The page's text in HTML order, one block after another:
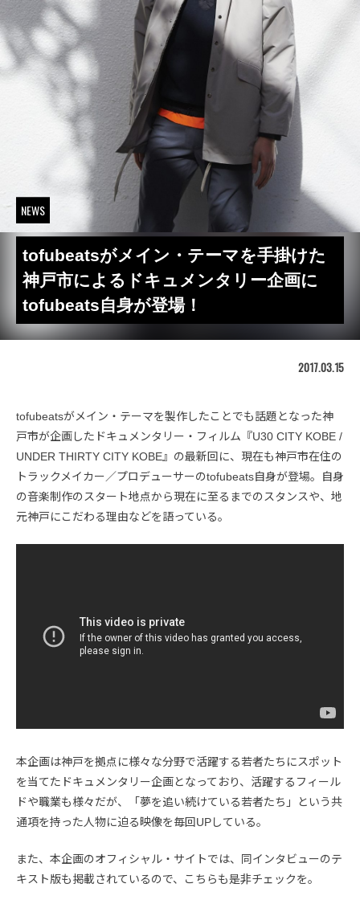
NEWS
tofubeatsがメイン・テーマを手掛けた
神戸市によるドキュメンタリー企画に
tofubeats自身が登場！
2017.03.15
tofubeatsがメイン・テーマを製作したことでも話題となった神
戸市が企画したドキュメンタリー・フィルム『U30 CITY KOBE /
UNDER THIRTY CITY KOBE』の最新回に、現在も神戸市在住の
トラックメイカー／プロデューサーのtofubeats自身が登場。自身
の音楽制作のスタート地点から現在に至るまでのスタンスや、地
元神戸にこだわる理由などを語っている。
本企画は神戸を拠点に様々な分野で活躍する若者たちにスポット
を当てたドキュメンタリー企画となっており、活躍するフィール
ドや職業も様々だが、「夢を追い続けている若者たち」という共
通項を持った人物に迫る映像を毎回UPしている。
また、本企画のオフィシャル・サイトでは、同インタビューのテ
キスト版も掲載されているので、こちらも是非チェックを。